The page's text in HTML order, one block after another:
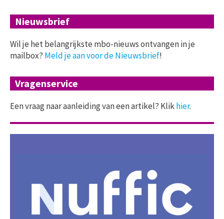
Nieuwsbrief
Wil je het belangrijkste mbo-nieuws ontvangen in je
mailbox? Meld je aan voor de Nieuwsbrief!
Vragenservice
Een vraag naar aanleiding van een artikel? Klikhier.